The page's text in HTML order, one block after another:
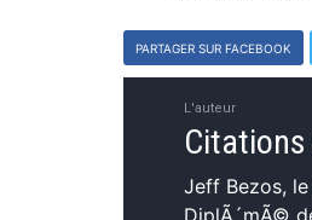
PARTAGER SUR FACEBOOK
L'auteur
Citations
Jeff Bezos,
DiplÃ´mÃ©